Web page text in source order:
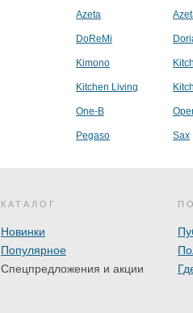
Azeta
DoReMi
Kimono
Kitchen Living
One-B
Pegaso Sax
КАТАЛОГ
Новинки
Популярное
Спецпредложения и акции